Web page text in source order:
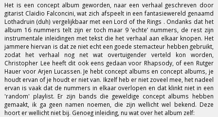
Het is een concept album geworden, naar een verhaal geschreven door
gitarist Claidio Falconcini, wat zich afspeelt in een fantasiewereld genaamd
Lothadruin (duh) vergelijkbaar met een Lord of the Rings . Ondanks dat het
album 16 nummers telt zijn er toch maar 9 ‘echte’ nummers, de rest zijn
instrumentale inleidingen met tekst die het verhaal aan elkaar knopen. Het
jammere hiervan is dat ze niet echt een goede stemacteur hebben gebruikt,
zodat het verhaal nog net wat overtuigender verteld kon worden,
Christopher Lee heeft dit ook eens gedaan voor Rhapsody, of een Rutger
Hauer voor Arjen Lucassen. Je hebt concept albums en concept albums, je
houdt ervan of je houdt er niet van. Ikzelf heb er niet zoveel mee, het nadeel
ervan is vaak dat de nummers in elkaar overlopen en dat klinkt niet in een
'random' playlist. Er zijn bands die geweldige concept albums hebben
gemaakt, ik ga geen namen noemen, die zijn wellicht wel bekend. Deze
hoort er wellicht niet bij. Genoeg inleiding, nu wat over het album zelf: